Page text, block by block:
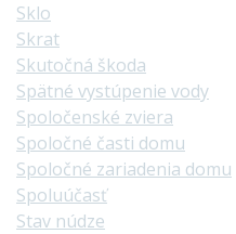
Sklo
Skrat
Skutočná škoda
Spätné vystúpenie vody
Spoločenské zviera
Spoločné časti domu
Spoločné zariadenia domu
Spoluúčasť
Stav núdze